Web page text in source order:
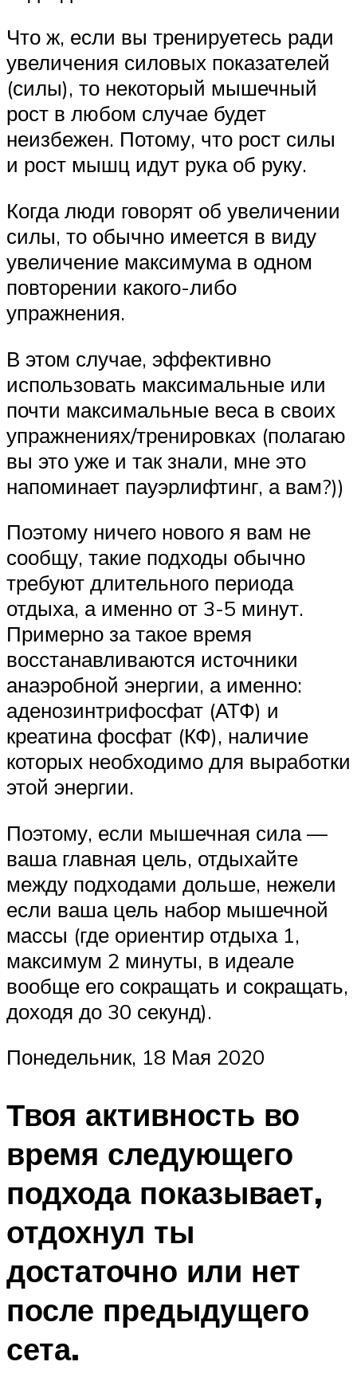
Что ж, если вы тренируетесь ради
увеличения силовых показателей
(силы), то некоторый мышечный
рост в любом случае будет
неизбежен. Потому, что рост силы
и рост мышц идут рука об руку.
Когда люди говорят об увеличении
силы, то обычно имеется в виду
увеличение максимума в одном
повторении какого-либо
упражнения.
В этом случае, эффективно
использовать максимальные или
почти максимальные веса в своих
упражнениях/тренировках (полагаю
вы это уже и так знали, мне это
напоминает пауэрлифтинг, а вам?))
Поэтому ничего нового я вам не
сообщу, такие подходы обычно
требуют длительного периода
отдыха, а именно от 3-5 минут.
Примерно за такое время
восстанавливаются источники
анаэробной энергии, а именно:
аденозинтрифосфат (АТФ) и
креатина фосфат (КФ), наличие
которых необходимо для выработки
этой энергии.
Поэтому, если мышечная сила —
ваша главная цель, отдыхайте
между подходами дольше, нежели
если ваша цель набор мышечной
массы (где ориентир отдыха 1,
максимум 2 минуты, в идеале
вообще его сокращать и сокращать,
доходя до 30 секунд).
Понедельник, 18 Мая 2020
Твоя активность во
время следующего
подхода показывает,
отдохнул ты
достаточно или нет
после предыдущего
сета.